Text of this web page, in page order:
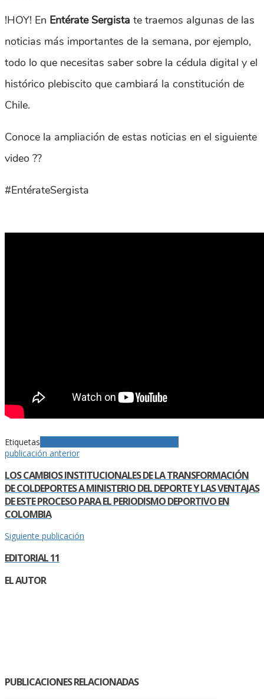
!HOY! En Entérate Sergista te traemos algunas de las
noticias más importantes de la semana, por ejemplo,
todo lo que necesitas saber sobre la cédula digital y el
histórico plebiscito que cambiará la constitución de
Chile.
Conoce la ampliación de estas noticias en el siguiente
video ??
#EntérateSergista
Etiquetas
publicación anterior
LOS CAMBIOS INSTITUCIONALES DE LA TRANSFORMACIÓN
DE COLDEPORTES A MINISTERIO DEL DEPORTE Y LAS VENTAJAS
DE ESTE PROCESO PARA EL PERIODISMO DEPORTIVO EN
COLOMBIA
Siguiente publicación
EDITORIAL 11
EL AUTOR
PUBLICACIONES RELACIONADAS